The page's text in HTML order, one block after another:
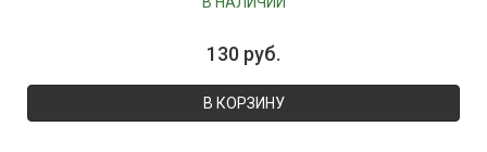
130 руб.
В КОРЗИНУ